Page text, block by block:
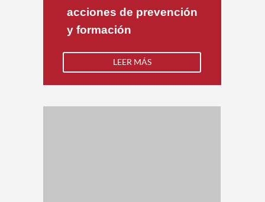
acciones de prevención
y formación
LEER MÁS